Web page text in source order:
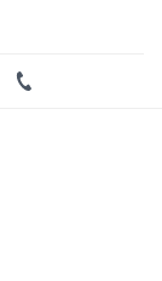
Youtube